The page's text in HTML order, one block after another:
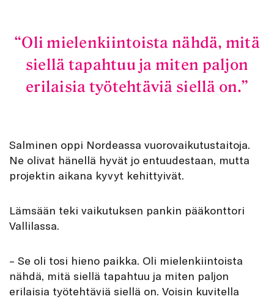
Oli mielenkiintoista nähdä, mitä
siellä tapahtuu ja miten paljon
erilaisia työtehtäviä siellä on.
Salminen oppi Nordeassa vuorovaikutustaitoja.
Ne olivat hänellä hyvät jo entuudestaan, mutta
projektin aikana kyvyt kehittyivät.
Lämsään teki vaikutuksen pankin pääkonttori
Vallilassa.
– Se oli tosi hieno paikka. Oli mielenkiintoista
nähdä, mitä siellä tapahtuu ja miten paljon
erilaisia työtehtäviä siellä on. Voisin kuvitella